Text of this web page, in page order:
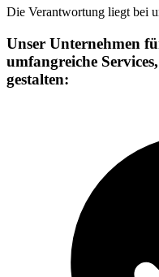
Die Verantwortung liegt bei
Unser Unternehmen
umfangreiche
gestalten: